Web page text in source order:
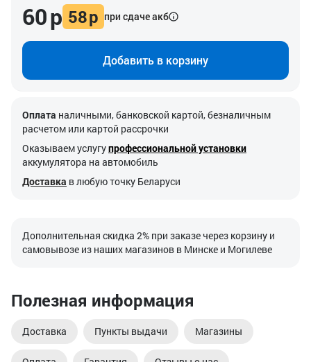
60р 58р при сдаче акб
Добавить в корзину
Оплата наличными, банковской картой, безналичным
расчетом или картой рассрочки
Оказываем услугупрофессиональной установки
аккумулятора на автомобиль
Доставка в любую точку Беларуси
Дополнительная скидка 2% при заказе через корзину и
самовывозе из наших магазинов в Минске и Могилеве
Полезная информация
Доставка Пункты выдачи Магазины